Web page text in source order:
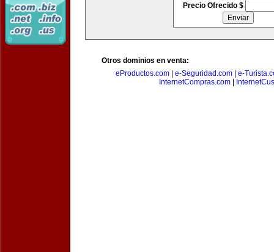
Precio Ofrecido $
Otros dominios en venta:
eProductos.com
e-Seguridad.com
e-
InternetCompras.com